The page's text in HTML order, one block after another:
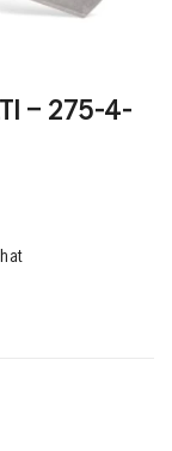
– 275-4-